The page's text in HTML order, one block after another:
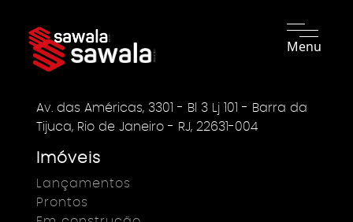
Menu
Av. das Américas, 3301 - Bl 3 Lj 101 - Barra da
Tijuca, Rio de Janeiro - RJ, 22631-004
Imóveis
Lançamentos
Prontos